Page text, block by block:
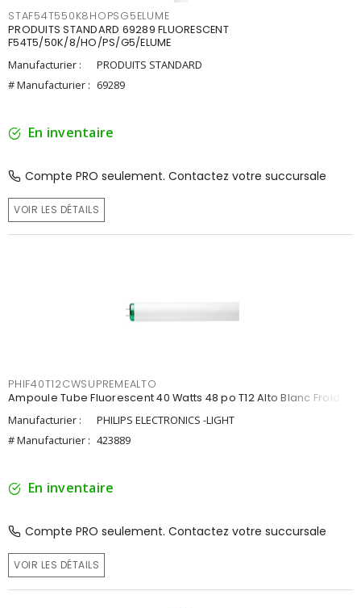
STAF54T550K8HOPSG5ELUME
PRODUITS STANDARD 69289 FLUORESCENT
F54T5/50K/8/HO/PS/G5/ELUME
Manufacturier :
PRODUITS STANDARD
# Manufacturier : 69289
En inventaire
Compte PRO seulement. Contactez votre succursale
VOIR LES DÉTAILS
PHIF40T12CWSUPREMEALTO
Ampoule Tube Fluorescent 40 Watts 48 po T12 Alto Blanc Froid
Manufacturier :
PHILIPS ELECTRONICS -LIGHT
# Manufacturier : 423889
En inventaire
Compte PRO seulement. Contactez votre succursale
VOIR LES DÉTAILS